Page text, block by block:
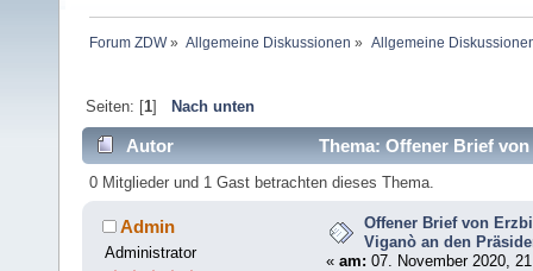
Forum ZDW» Allgemeine Diskussionen » Allgemeine
Seiten: [1] Nach unten
Autor
Thema: Offener Brief
(Gelesen 6470 mal)
0 Mitglieder und 1 Gast betrachten dieses Thema.
Admin
Administrator
Offener Brief von
Viganò an den
« am: 07. November 2020,